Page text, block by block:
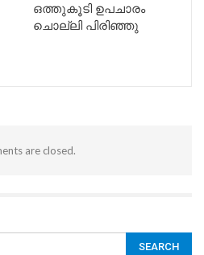
ഒത്തുകൂടി ഉപചാരം
ചൊല്ലി പിരിഞ്ഞു
are closed.